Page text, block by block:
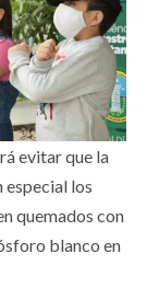
evitar que la
especial los
quemados con
blanco en